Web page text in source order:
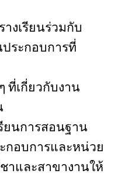
งเรียนร่วมกับ
ระกอบการที่
ที่เกี่ยวกับงาน
นการสอนฐาน
กอบการและหน่วย
าและสาขางานให้